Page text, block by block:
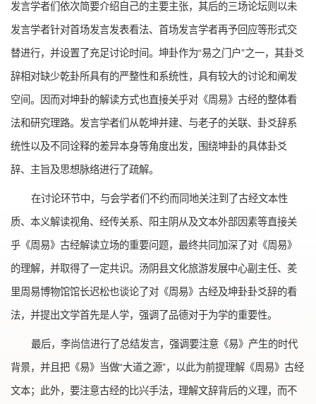
发言学者们依次简要介绍自己的主要主张，其后的三场论坛则以未
发言学者针对首场发言发表看法、首场发言学者再予回应等形式交
替进行，并设置了充足讨论时间。坤卦作为“易之门户”之一，其卦爻
辞相对缺少乾卦所具有的严整性和系统性，具有较大的讨论和阐发
空间。因而对坤卦的解读方式也直接关乎对《周易》古经的整体看
法和研究理路。发言学者们从乾坤并建、与老子的关联、卦爻辞系
统性以及不同诠释的差异本身等角度出发，围绕坤卦的具体卦爻
辞、主旨及思想脉络进行了疏解。
在讨论环节中，与会学者们不约而同地关注到了古经文本性
质、本义解读视角、经传关系、阳主阴从及文本外部因素等直接关
乎《周易》古经解读立场的重要问题，最终共同加深了对《周易》
的理解，并取得了一定共识。汤阴县文化旅游发展中心副主任、羑
里周易博物馆馆长迟松也谈论了对《周易》古经及坤卦卦爻辞的看
法，并提出文学首先是人学，强调了品德对于为学的重要性。
最后，李尚信进行了总结发言，强调要注意《易》产生的时代
背景，并且把《易》当做“大道之源”，以此为前提理解《周易》古经
文本；此外，要注意古经的比兴手法，理解文辞背后的义理，而不